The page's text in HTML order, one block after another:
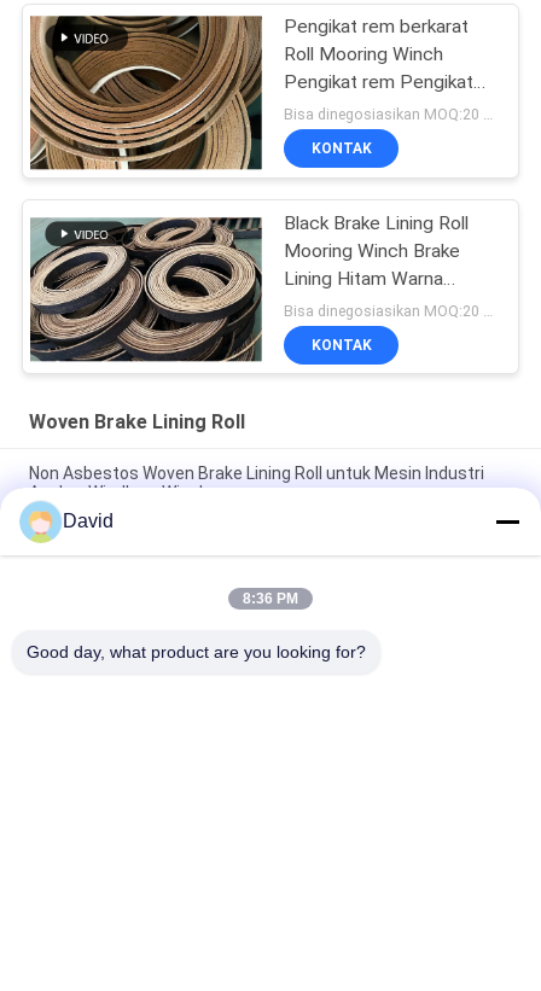
Pengikat rem berkarat
Roll Mooring Winch
Pengikat rem Pengikat
rem tenun
Bisa dinegosiasikan MOQ:20 gulungan
KONTAK
Black Brake Lining Roll
Mooring Winch Brake
Lining Hitam Warna
Woven Brake Lining
Bisa dinegosiasikan MOQ:20 gulungan
KONTAK
Woven Brake Lining Roll
Non Asbestos Woven Brake Lining Roll untuk Mesin Industri
Anchor Windlass Winches
Gulungan Lapisan Rem Anyaman Bebas Asbes Untuk Derek
Traktor Pabrik Gula, Hoist, Elevator
Gulungan Lapisan Rem Tenun Winch Windlass Fleksibel untuk
David
8:36 PM
Good day, what product are you looking for?